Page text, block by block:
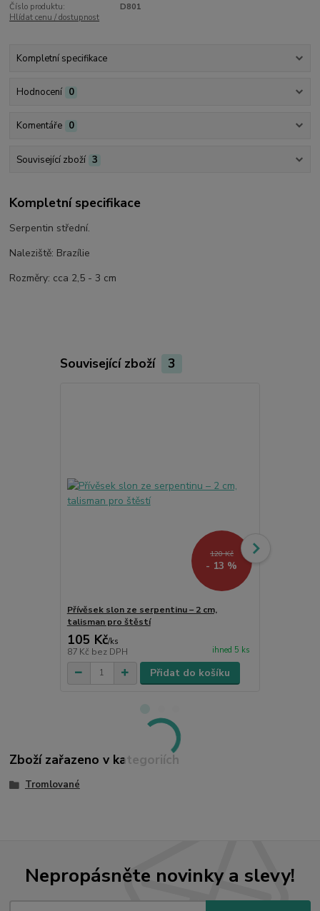
Číslo produktu:
D801
Hlídat cenu / dostupnost
Kompletní specifikace
Hodnocení 0
Komentáře 0
Související zboží 3
Kompletní specifikace
Serpentin střední.
Naleziště: Brazílie
Rozměry: cca 2,5 - 3 cm
Související zboží 3
120 Kč
- 13 %
Přívěsek slon ze serpentinu – 2 cm,
talisman pro štěstí
105 Kč/ks
87 Kč bez DPH ihned 5 ks
Přidat do košíku
Zboží zařazeno v kategoriích
Tromlované
Nepropásněte novinky a slevy!